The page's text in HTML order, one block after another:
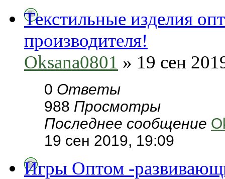
Текстильные изделия
производителя!
Oksana0801 » 19 сен
0 Ответы
988 Просмотры
Последнее сообщение
19 сен 2019, 19:09
Игры Оптом -